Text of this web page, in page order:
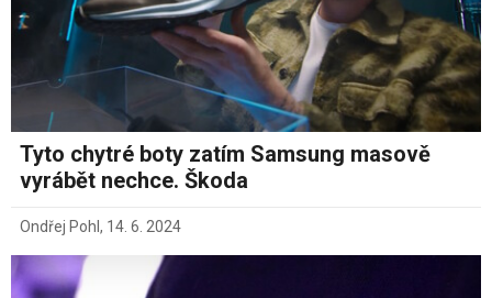
Tyto chytré boty zatím Samsung masově
vyrábět nechce. Škoda
Ondřej Pohl , 14. 6. 2024